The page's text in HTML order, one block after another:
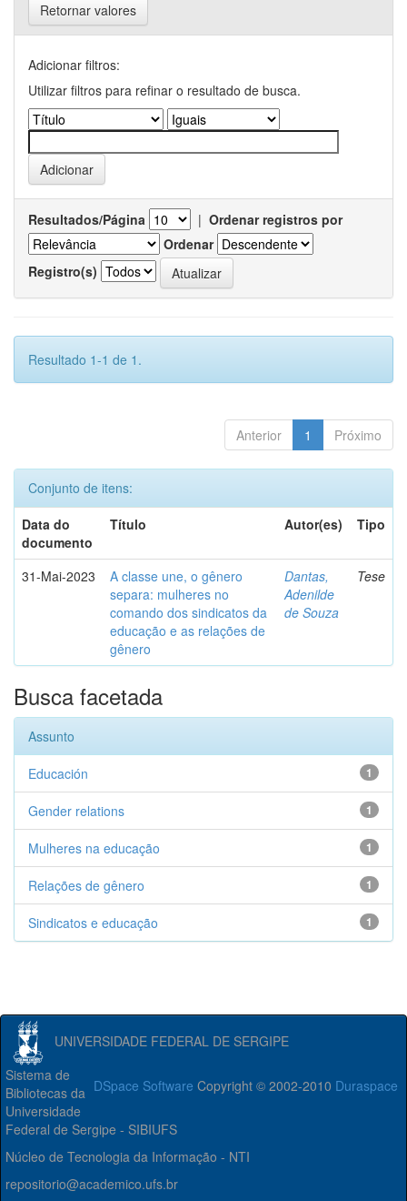
Retornar valores
Adicionar filtros:
Utilizar filtros para refinar o resultado de busca.
Resultados/Página | Ordenar registros por
Ordenar
Registro(s)
Resultado 1-1 de 1.
Anterior 1 Próximo
Conjunto de itens:
Data do
documento
Título Autor(es) Tipo
31-Mai-2023
A classe une, o gênero
separa: mulheres no
comando dos sindicatos da
educação e as relações de
gênero
Dantas,
Adenilde
de Souza
Tese
Busca facetada
Assunto
1
Educación
1
Gender relations
1
Mulheres na educação
1
Relações de gênero
1
Sindicatos e educação
UNIVERSIDADE FEDERAL DE SERGIPE
DSpace Software Copyright © 2002-2010 Duraspace
Sistema de
Bibliotecas da
Universidade
Federal de Sergipe - SIBIUFS
Núcleo de Tecnologia da Informação - NTI
repositorio@academico.ufs.br